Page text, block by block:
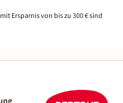
Ersparnis von bis zu 300 € sind